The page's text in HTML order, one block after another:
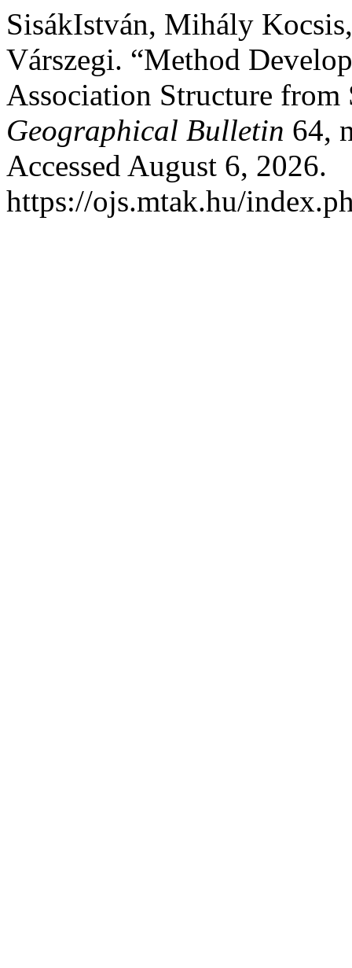
SisákIstván, Mihály
Várszegi. “Method
Association Structure
Geographical Bulletin 64,
Accessed August 6, 2026.
https://ojs.mtak.hu/